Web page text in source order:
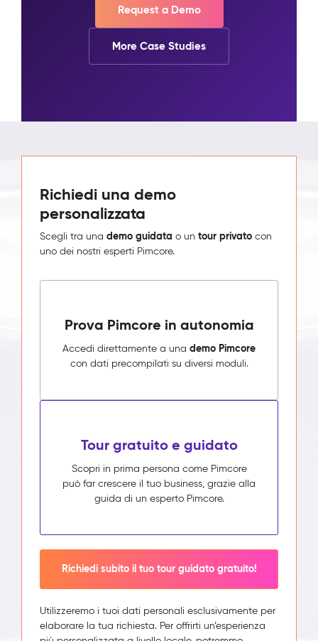
Request a Demo
More Case Studies
Richiedi una demo
personalizzata
Scegli tra una demo guidata o un tour privato con
uno dei nostri esperti Pimcore.
Prova Pimcore in autonomia
Accedi direttamente a una demo Pimcore
con dati precompilati su diversi moduli.
Tour gratuito e guidato
Scopri in prima persona come Pimcore
può far crescere il tuo business, grazie alla
guida di un esperto Pimcore.
Richiedi subito il tuo tour guidato gratuito!
Utilizzeremo i tuoi dati personali esclusivamente per
elaborare la tua richiesta. Per offrirti un’esperienza